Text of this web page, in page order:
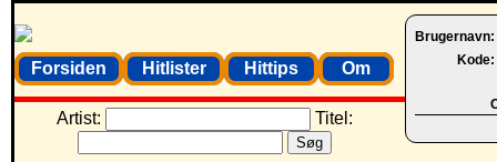
Brugernavn:
Kode:
Forsiden Hitlister Hittips Om
Artist: Titel: